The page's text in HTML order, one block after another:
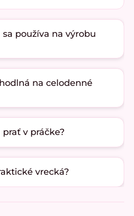
používa na výrobu
na celodenné
prať v práčke?
vrecká?